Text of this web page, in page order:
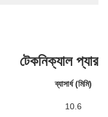
টেকনিক্যাল
ব্যাসার্ধ (মিমি)
10.6